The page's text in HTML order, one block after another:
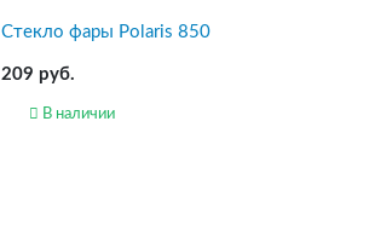
Стекло фары Polaris 850
209 руб.
В наличии